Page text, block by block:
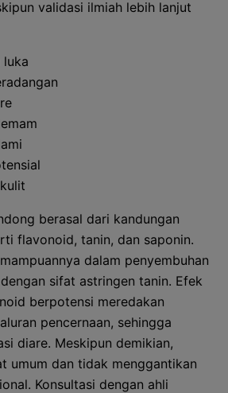
validasi ilmiah lebih lanjut
luka
berasal dari kandungan
flavonoid, tanin, dan saponin.
dalam penyembuhan
sifat astringen tanin. Efek
berpotensi meredakan
pencernaan, sehingga
diare. Meskipun demikian,
umum dan tidak menggantikan
Konsultasi dengan ahli